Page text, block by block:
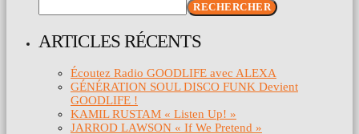
RECHERCHER
ARTICLES RÉCENTS
Écoutez Radio GOODLIFE avec ALEXA
GÉNÉRATION SOUL DISCO FUNK Devient
GOODLIFE !
KAMIL RUSTAM « Listen Up! »
JARROD LAWSON « If We Pretend »